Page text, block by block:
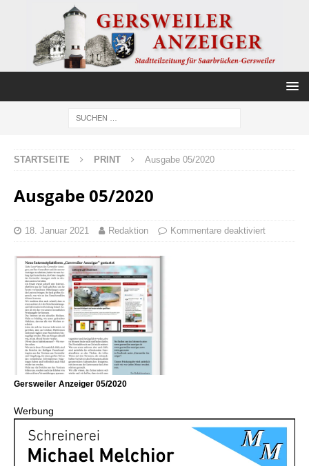
STARTSEITE PRINT Ausgabe 05/2020
Ausgabe 05/2020
18. Januar 2021 Redaktion Kommentare deaktiviert
Gersweiler Anzeiger 05/2020
Werbung